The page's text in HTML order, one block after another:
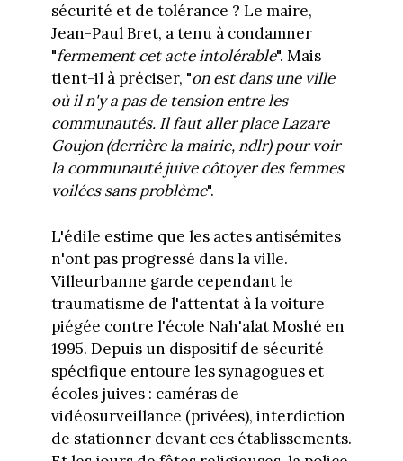
sécurité et de tolérance ? Le maire,
Jean-Paul Bret, a tenu à condamner
"fermement cet acte intolérable". Mais
tient-il à préciser, "on est dans une ville
où il n'y a pas de tension entre les
communautés. Il faut aller place Lazare
Goujon (derrière la mairie, ndlr) pour voir
la communauté juive côtoyer des femmes
voilées sans problème".
L'édile estime que les actes antisémites
n'ont pas progressé dans la ville.
Villeurbanne garde cependant le
traumatisme de l'attentat à la voiture
piégée contre l'école Nah'alat Moshé en
1995. Depuis un dispositif de sécurité
spécifique entoure les synagogues et
écoles juives : caméras de
vidéosurveillance (privées), interdiction
de stationner devant ces établissements.